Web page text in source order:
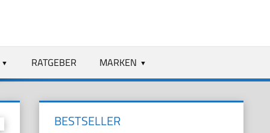
RATGEBER MARKEN
BESTSELLER